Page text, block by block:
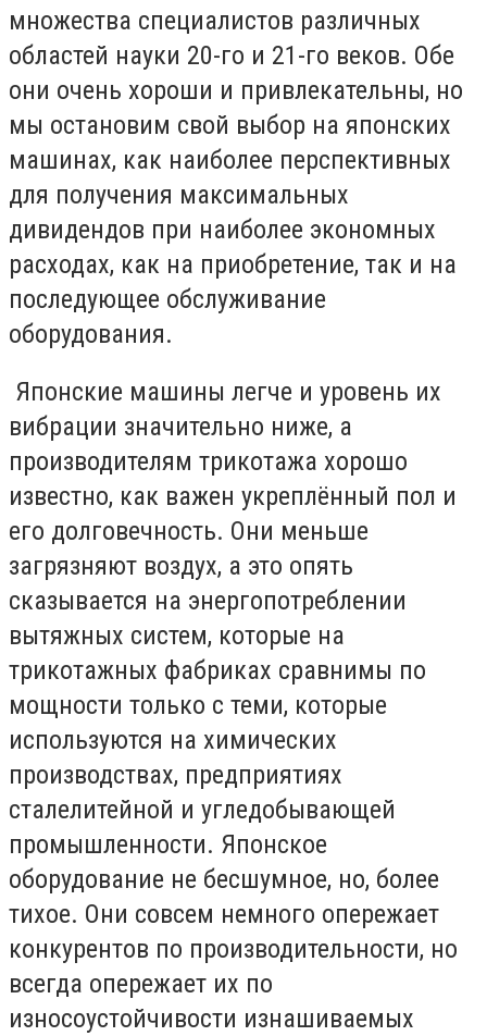
множества специалистов различных
областей науки 20-го и 21-го веков. Обе
они очень хороши и привлекательны, но
мы остановим свой выбор на японских
машинах, как наиболее перспективных
для получения максимальных
дивидендов при наиболее экономных
расходах, как на приобретение, так и на
последующее обслуживание
оборудования.
Японские машины легче и уровень их
вибрации значительно ниже, а
производителям трикотажа хорошо
известно, как важен укреплённый пол и
его долговечность. Они меньше
загрязняют воздух, а это опять
сказывается на энергопотреблении
вытяжных систем, которые на
трикотажных фабриках сравнимы по
мощности только с теми, которые
используются на химических
производствах, предприятиях
сталелитейной и угледобывающей
промышленности. Японское
оборудование не бесшумное, но, более
тихое. Они совсем немного опережает
конкурентов по производительности, но
всегда опережает их по
износоустойчивости изнашиваемых